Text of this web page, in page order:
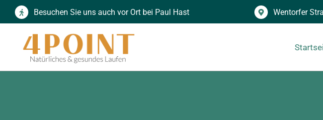
Zum
springen
Besuchen Sie uns auch vor Ort bei Paul Hast Wentorfer